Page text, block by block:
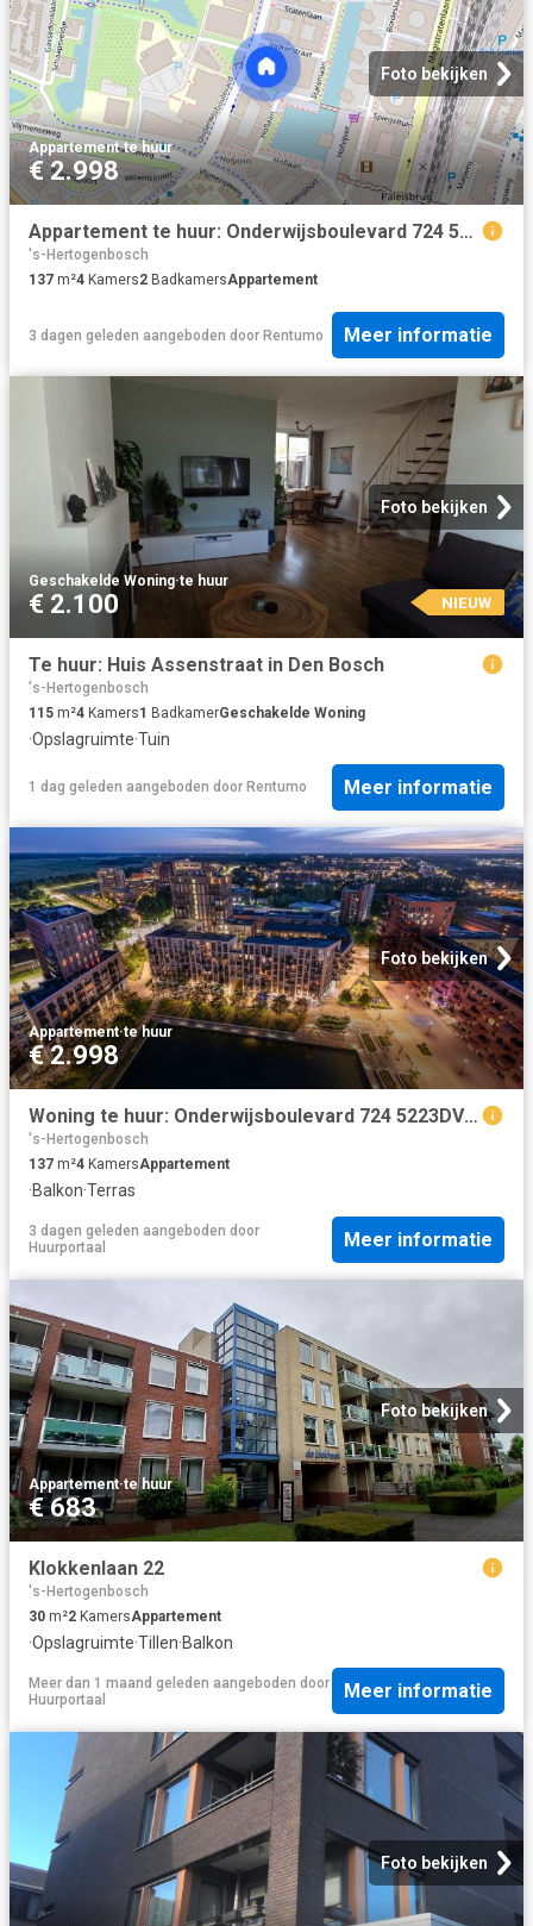
Foto bekijken
Appartement·te huur
€ 2.998
Appartement te huur: Onderwijsboulevard 724 5223 DV Den Bosch
's-Hertogenbosch
137 m²4 Kamers2 BadkamersAppartement
3 dagen geleden aangeboden door Rentumo Meer informatie
Foto bekijken
Geschakelde Woning·te huur
€ 2.100 NIEUW
Te huur: Huis Assenstraat in Den Bosch
's-Hertogenbosch
115 m²4 Kamers1 BadkamerGeschakelde Woning
·Opslagruimte·Tuin
1 dag geleden aangeboden door Rentumo Meer informatie
Foto bekijken
Appartement·te huur
€ 2.998
Woning te huur: Onderwijsboulevard 724 5223DV 's Hertogenbosch
's-Hertogenbosch
137 m²4 KamersAppartement
·Balkon·Terras
3 dagen geleden aangeboden door
Huurportaal
Meer informatie
Foto bekijken
Appartement·te huur
€ 683
Klokkenlaan 22
's-Hertogenbosch
30 m²2 KamersAppartement
·Opslagruimte·Tillen·Balkon
Meer dan 1 maand geleden aangeboden door
Huurportaal
Meer informatie
Foto bekijken